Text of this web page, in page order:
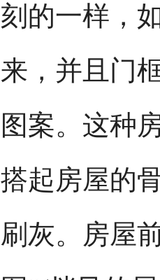
刻的一样，
来，并且门
图案。这种
搭起房屋的
刷灰。房屋